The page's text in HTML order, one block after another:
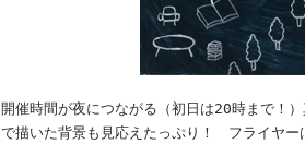
開催時間が夜につながる（初日は20時まで！
で描いた背景も見応えたっぷり！ フライヤー